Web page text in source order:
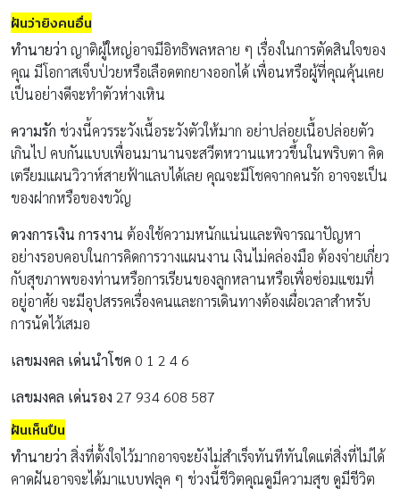
ฝันว่ายิงคนอื่น
ทำนายว่า ญาติผู้ใหญ่อาจมีอิทธิพลหลาย ๆ เรื่องในการตัดสินใจของ
คุณ มีโอกาสเจ็บป่วยหรือเลือดตกยางออกได้ เพื่อนหรือผู้ที่คุณคุ้นเคย
เป็นอย่างดีจะทำตัวห่างเหิน
ความรัก ช่วงนี้ควรระวังเนื้อระวังตัวให้มาก อย่าปล่อยเนื้อปล่อยตัว
เกินไป คบกันแบบเพื่อนมานานจะสวีตหวานแหววขึ้นในพริบตา คิด
เตรียมแผนวิวาห์สายฟ้าแลบได้เลย คุณจะมีโชคจากคนรัก อาจจะเป็น
ของฝากหรือของขวัญ
ดวงการเงิน การงาน ต้องใช้ความหนักแน่นและพิจารณาปัญหา
อย่างรอบคอบในการคิดการวางแผนงาน เงินไม่คล่องมือ ต้องจ่ายเกี่ยว
กับสุขภาพของท่านหรือการเรียนของลูกหลานหรือเพื่อซ่อมแซมที่
อยู่อาศัย จะมีอุปสรรคเรื่องคนและการเดินทางต้องเผื่อเวลาสำหรับ
การนัดไว้เสมอ
เลขมงคล เด่นนำโชค 0 1 2 4 6
เลขมงคล เด่นรอง 27 934 608 587
ฝันเห็นปืน
ทำนายว่า สิ่งที่ตั้งใจไว้มากอาจจะยังไม่สำเร็จทันทีทันใดแต่สิ่งที่ไม่ได้
คาดฝันอาจจะได้มาแบบฟลุค ๆ ช่วงนี้ชีวิตคุณดูมีความสุข ดูมีชีวิต